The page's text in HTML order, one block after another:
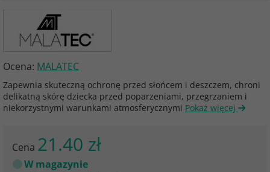
Ocena: MALATEC
Zapewnia skuteczną ochronę przed słońcem i deszczem, chroni
delikatną skórę dziecka przed poparzeniami, przegrzaniem i
niekorzystnymi warunkami atmosferycznymi Pokaż więcej
Cena 21.40 zł
W magazynie